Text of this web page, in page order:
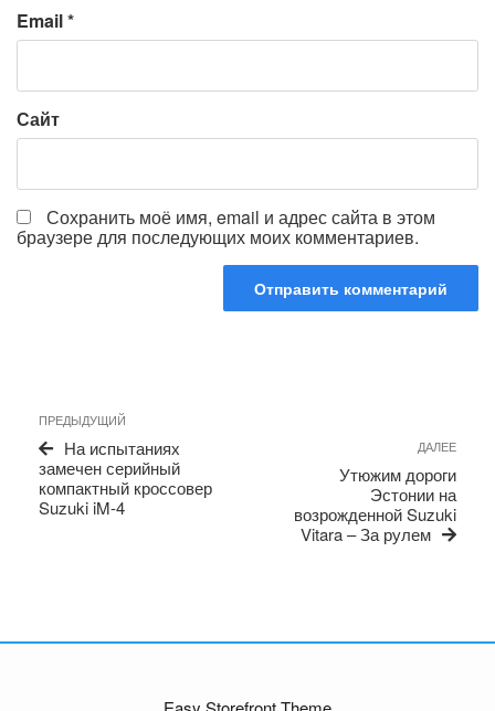
Email*
Сайт
Сохранить моё имя, email и адрес сайта в этом
браузере для последующих моих комментариев.
по
записям
Предыдущая
запись
ПРЕДЫДУЩИЙ
На испытаниях
замечен серийный
компактный кроссовер
Suzuki iM-4
ДАЛЕЕ
Утюжим дороги
Эстонии на
возрожденной Suzuki
Vitara – За рулем